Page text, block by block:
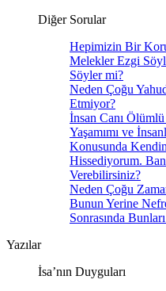
Diğer Sorular
Hepimizin Bir
Melekler Ezgi
Söyler mi?
Neden Çoğu
Etmiyor?
İnsan Canı
Yaşamımı ve
Konusunda
Hissediyorum.
Verebilirsiniz?
Neden Çoğu
Bunun Yerine
Sonrasında
Yazılar
İsa’nın Duyguları